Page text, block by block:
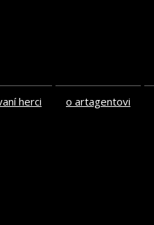
herci o artagentovi